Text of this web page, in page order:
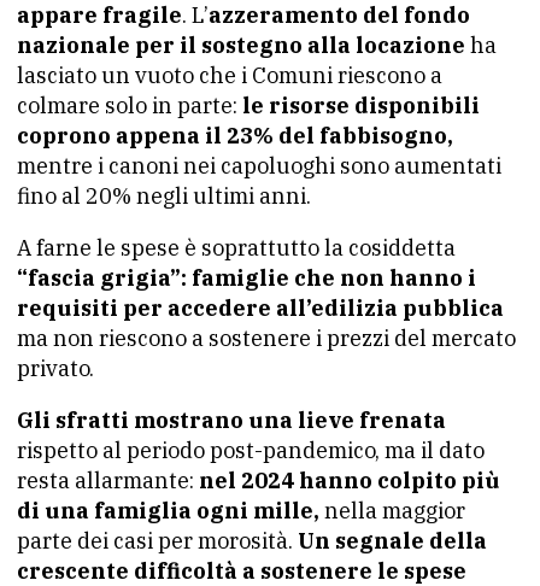
appare fragile. L’azzeramento del fondo
nazionale per il sostegno alla locazione ha
lasciato un vuoto che i Comuni riescono a
colmare solo in parte: le risorse disponibili
coprono appena il 23% del fabbisogno,
mentre i canoni nei capoluoghi sono aumentati
fino al 20% negli ultimi anni.
A farne le spese è soprattutto la cosiddetta
“fascia grigia”: famiglie che non hanno i
requisiti per accedere all’edilizia pubblica
ma non riescono a sostenere i prezzi del mercato
privato.
Gli sfratti mostrano una lieve frenata
rispetto al periodo post-pandemico, ma il dato
resta allarmante: nel 2024 hanno colpito più
di una famiglia ogni mille, nella maggior
parte dei casi per morosità. Un segnale della
crescente difficoltà a sostenere le spese